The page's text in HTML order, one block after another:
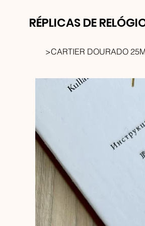
RÉPLICAS DE
>CARTIER DOURADO